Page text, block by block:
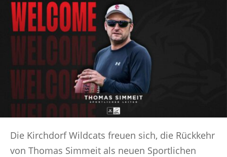
Die Kirchdorf Wildcats freuen sich, die Rückkehr
von Thomas Simmeit als neuen Sportlichen